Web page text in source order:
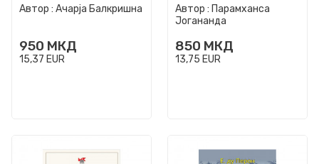
пристап кон јогата
Автор : Ачарја Балкришна
950 МКД
15,37 EUR
Автор : Парамханса
Јогананда
850 МКД
13,75 EUR